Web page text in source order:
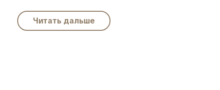
Читать дальше